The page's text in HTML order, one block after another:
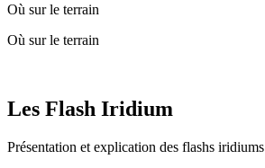
Où sur le terrain
Où sur le terrain
Les Flash Iridium
Présentation et explication des flashs iridiums